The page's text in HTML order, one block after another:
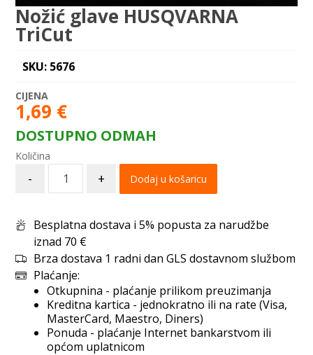
Nožić glave HUSQVARNA
TriCut
SKU: 5676
1,69 €
DOSTUPNO ODMAH
- + Dodaj u košaricu
Besplatna dostava i 5% popusta za narudžbe
iznad 70 €
Brza dostava 1 radni dan GLS dostavnom službom
Plaćanje:
Otkupnina - plaćanje prilikom preuzimanja
Kreditna kartica - jednokratno ili na rate (Visa,
MasterCard, Maestro, Diners)
Ponuda - plaćanje Internet bankarstvom ili
općom uplatnicom